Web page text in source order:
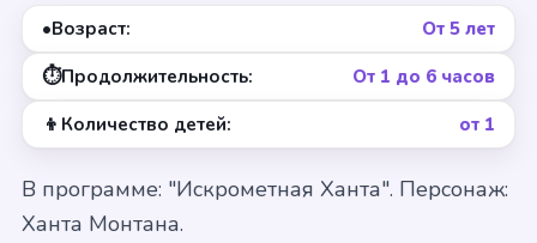
•Возраст: От 5 лет
⏱Продолжительность: От 1 до 6 часов
👦 Количество детей: от 1
В программе: "Искрометная Ханта". Персонаж:
Ханта Монтана.